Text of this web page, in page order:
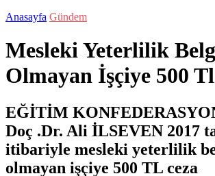
Anasayfa Gündem
Mesleki Yeterlilik
Olmayan İşçiye 500
EĞİTİM
Doç .Dr. Ali İLSEVEN 2017
itibariyle mesleki yeterlilik
olmayan işçiye 500 TL ceza